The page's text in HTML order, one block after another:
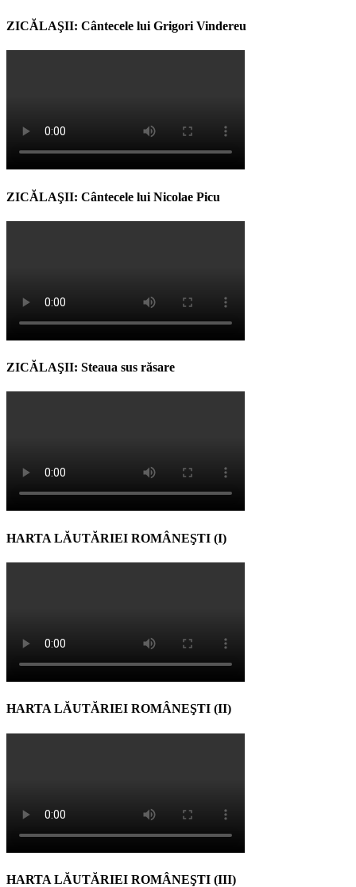
ZICĂLAŞII: Cântecele lui Grigori Vindereu
ZICĂLAŞII: Cântecele lui Nicolae Picu
ZICĂLAŞII: Steaua sus răsare
HARTA LĂUTĂRIEI ROMÂNEŞTI (I)
HARTA LĂUTĂRIEI ROMÂNEŞTI (II)
HARTA LĂUTĂRIEI ROMÂNEŞTI (III)